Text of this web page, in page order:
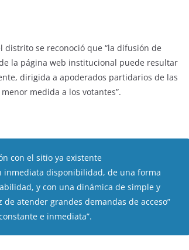
se reconoció que “la difusión de
la página web institucional puede resultar
dirigida a apoderados partidarios de las
medida a los votantes”.
con el sitio ya existente
inmediata disponibilidad, de una forma
y con una dinámica de simple y
de atender grandes demandas de acceso”
e inmediata”.